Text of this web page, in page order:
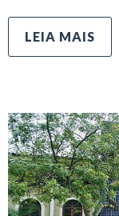
LEIA MAIS